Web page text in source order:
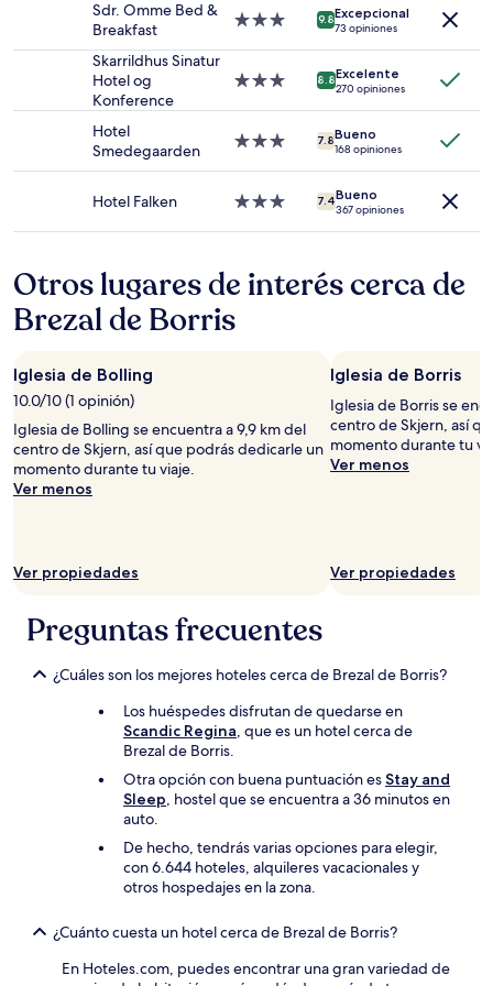
adultos.
y
disponibilidad
están
cambios.
términos
adicionales.
estrellas
Sdr. Omme Bed &
Breakfast
Propiedad
estrellas
9.8Excepcional
73 opiniones
Skarrildhus Sinatur
Hotel og
Konference
Propiedad
estrellas
8.8Excelente
270 opiniones
Hotel
Smedegaarden
Propiedad
estrellas
7.8Bueno
168 opiniones
Hotel Falken
Propiedad
7.4Bueno
367 opiniones
Otros lugares de interés cerca de
Brezal de Borris
Iglesia de Bolling
10.0/10 (1 opinión)
Iglesia de Bolling se encuentra a 9,9 km del
centro de Skjern, así que podrás dedicarle un
momento durante tu viaje.
Ver menos
Ver propiedades
Iglesia de Borris
Iglesia de Borris se
centro de Skjern, así
momento durante tu
Ver menos
Ver propiedades
Preguntas frecuentes
¿Cuáles son los mejores hoteles cerca de Brezal de Borris?
Los huéspedes disfrutan de quedarse en
Scandic Regina, que es un hotel cerca de
Brezal de Borris.
Otra opción con buena puntuación esStay and
Sleep, hostel que se encuentra a 36 minutos en
auto.
De hecho, tendrás varias opciones para elegir,
con 6.644 hoteles, alquileres vacacionales y
otros hospedajes en la zona.
¿Cuánto cuesta un hotel cerca de Brezal de Borris?
En Hoteles.com, puedes encontrar una gran variedad de